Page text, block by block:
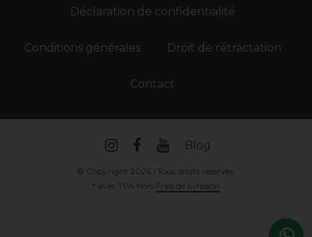
Déclaration de confidentialité
Conditions générales Droit de rétractation
Contact
Blog
© Copyright 2026 | Tous droits réservés.
* avec TVA hors Frais de livraison